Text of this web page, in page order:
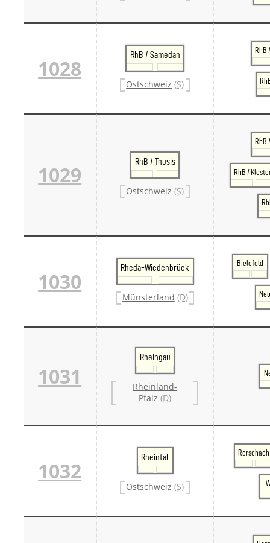
1028
RhB / Samedan
Ostschweiz (S)
RhB
1029
RhB / Thusis
Ostschweiz (S)
RhB
RhB /
1030
Rheda-Wiedenbrück
Münsterland (D)
Bielefeld
1031
Rheingau
Rheinland-
Pfalz (D)
1032
Rheintal
Ostschweiz (S)
Rorschach